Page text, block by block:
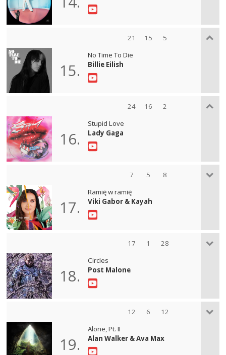
21 15 5
15.
No Time To Die
Billie Eilish
24 16 2
16.
Stupid Love
Lady Gaga
7 5 8
17.
Ramię w ramię
Viki Gabor & Kayah
17 1 28
18.
Circles
Post Malone
12 6 12
19.
Alone, Pt. II
Alan Walker & Ava Max